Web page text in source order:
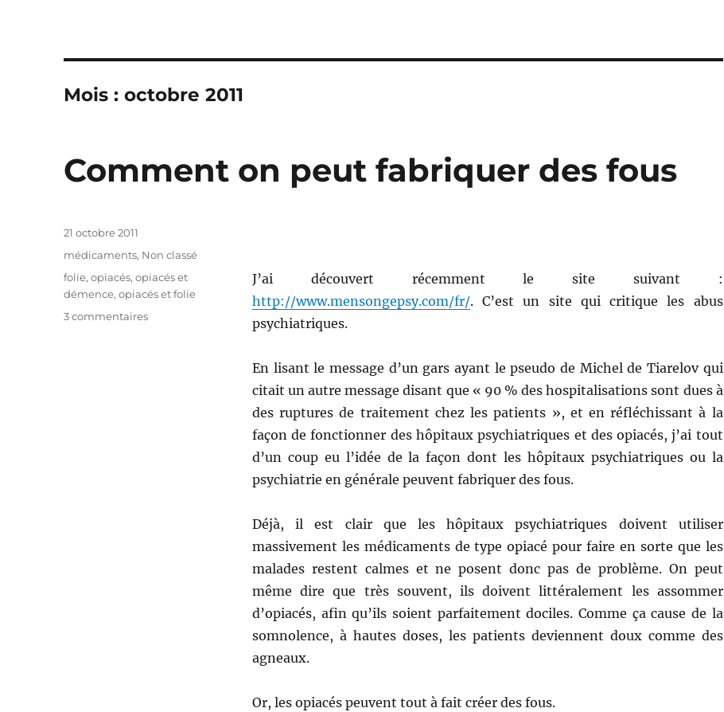
Mois : octobre 2011
Comment on peut fabriquer des fous
J’ai découvert récemment le site suivant :
http://www.mensongepsy.com/fr/. C’est un site qui critique les abus
psychiatriques.
En lisant le message d’un gars ayant le pseudo de Michel de Tiarelov qui
citait un autre message disant que « 90 % des hospitalisations sont dues à
des ruptures de traitement chez les patients », et en réfléchissant à la
façon de fonctionner des hôpitaux psychiatriques et des opiacés, j’ai tout
d’un coup eu l’idée de la façon dont les hôpitaux psychiatriques ou la
psychiatrie en générale peuvent fabriquer des fous.
Déjà, il est clair que les hôpitaux psychiatriques doivent utiliser
massivement les médicaments de type opiacé pour faire en sorte que les
malades restent calmes et ne posent donc pas de problème. On peut
même dire que très souvent, ils doivent littéralement les assommer
d’opiacés, afin qu’ils soient parfaitement dociles. Comme ça cause de la
somnolence, à hautes doses, les patients deviennent doux comme des
agneaux.
Or, les opiacés peuvent tout à fait créer des fous.
Publié
21 octobre 2011
Catégories
médicaments, Non classé
Étiquettes
folie,opiacés,opiacés et
démence,opiacés et folie
3 commentaires